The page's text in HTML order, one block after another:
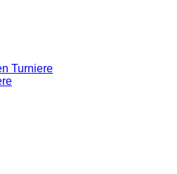
Turniere